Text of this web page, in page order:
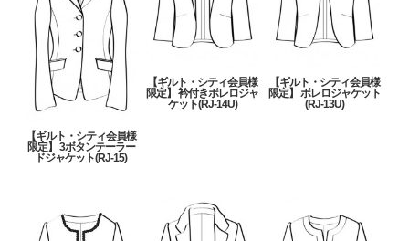
【ギルト・シティ会員様
限定】 3ボタンテーラー
ドジャケット(RJ-15)
【ギルト・シティ会員様
限定】 衿付きボレロジャ
ケット(RJ-14U)
【ギルト・シティ会員様
限定】 ボレロジャケット
(RJ-13U)